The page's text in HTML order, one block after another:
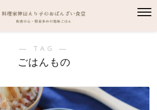
― TAG ―
ごはんもの